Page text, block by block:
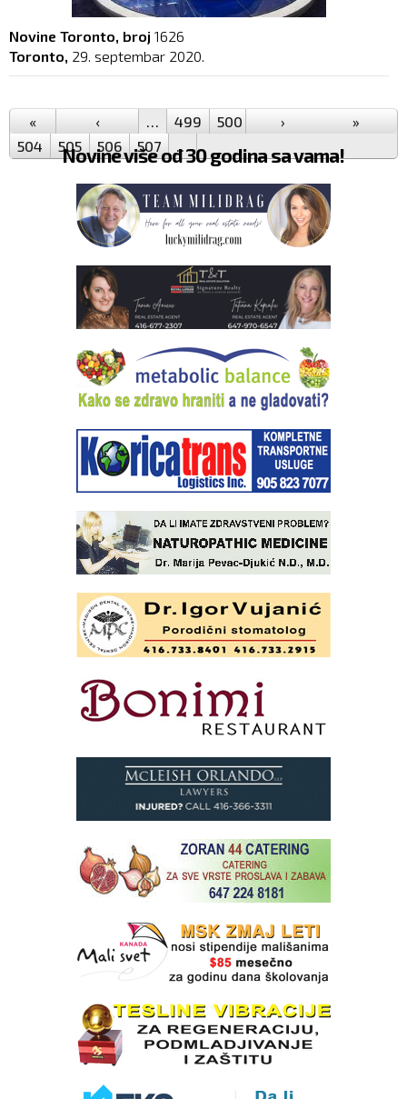
Novine Toronto, broj 1626
Toronto, 29. septembar 2020.
Pages
« ‹ 499 500
503
504
505 506 507 …
› »
Novine više od 30 godina sa vama!